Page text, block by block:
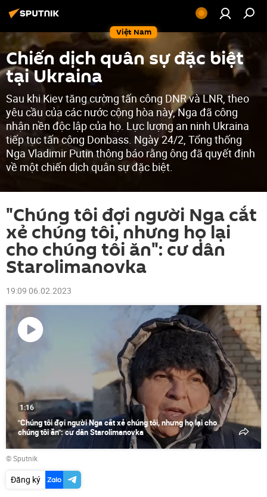
Việt Nam
Chiến dịch quân sự đặc biệt
tại Ukraina
Sau khi Kiev tăng cường tấn công DNR và LNR, theo
yêu cầu của các nước cộng hòa này, Nga đã công
nhận nền độc lập của họ. Lực lượng an ninh Ukraina
tiếp tục tấn công Donbass. Ngày 24/2, Tổng thống
Nga Vladimir Putin thông báo rằng ông đã quyết định
về một chiến dịch quân sự đặc biệt.
"Chúng tôi đợi người Nga cắt
xẻ chúng tôi, nhưng họ lại
cho chúng tôi ăn": cư dân
Starolimanovka
19:09 06.02.2023
"Chúng tôi đợi người Nga cắt xẻ chúng tôi, nhưng họ lại cho
chúng tôi ăn": cư dân Starolimanovka
1:16
© Sputnik
Đăng ký